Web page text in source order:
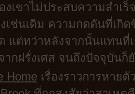
งเขาไม่ประสบความสำเ
เช่นเดิม ความกดดันที่เกิด
แต่ทว่าหลังจากนั้นแทนที่
กฝรั่งเศส จนถึงปัจจุบันก็
Home เรื่องราวการหาย